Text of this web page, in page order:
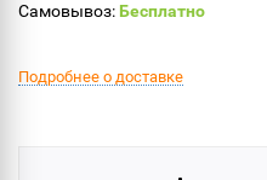
Самовывоз:Бесплатно
Подробнее о доставке